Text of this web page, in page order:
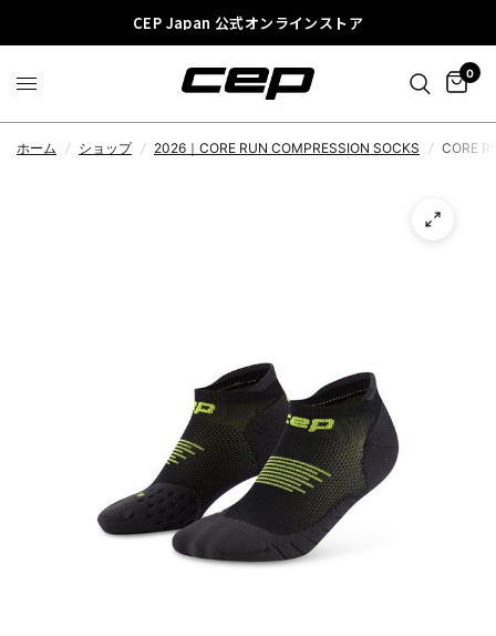
CEP Japan 公式オンラインストア
0
ホーム / ショップ / 2026｜CORE RUN COMPRESSION SOCKS / CORE